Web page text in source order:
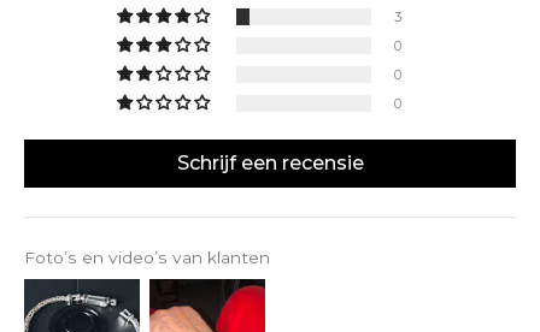
3
0
0
0
Schrijf een recensie
Foto’s en video’s van klanten